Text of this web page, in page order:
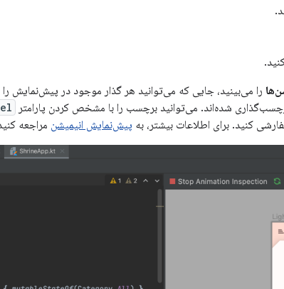
را می‌بینید، جایی که می‌توانید هر گذار موجود در پیش‌نمایش را
شده‌اند. می‌توانید برچسب را با مشخص کردن پارامتر
کنید. برای اطلاعات بیشتر، به پیش‌نمایش انیمیشن مراجعه